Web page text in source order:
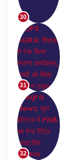
30
31
32